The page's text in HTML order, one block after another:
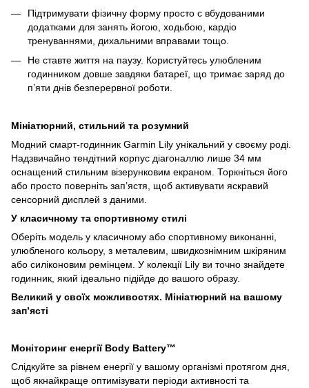
Підтримувати фізичну форму просто с вбудованими
додатками для занять йогою, ходьбою, кардіо
тренуваннями, дихальними вправами тощо.
Не ставте життя на паузу. Користуйтесь улюбленим
годинником довше завдяки батареї, що тримає заряд до
п’яти днів безперервної роботи.
Мініатюрний, стильний та розумний
Модний смарт-годинник Garmin Lily унікальний у своєму роді.
Надзвичайно тендітний корпус діагоналлю лише 34 мм
оснащений стильним візерунковим екраном. Торкніться його
або просто поверніть зап’ястя, щоб активувати яскравий
сенсорний дисплей з даними.
У класичному та спортивному стилі
Оберіть модель у класичному або спортивному виконанні,
улюбленого кольору, з металевим, швидкознімним шкіряним
або силіконовим ремінцем. У колекції Lily ви точно знайдете
годинник, який ідеально підійде до вашого образу.
Великий у своїх можливостях. Мініатюрний на вашому
зап’ясті
Моніторинг енергії Body Battery™
Слідкуйте за рівнем енергії у вашому організмі протягом дня,
щоб якнайкраще оптимізувати періоди активності та